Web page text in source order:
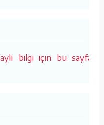
bilgi için bu sayfaya